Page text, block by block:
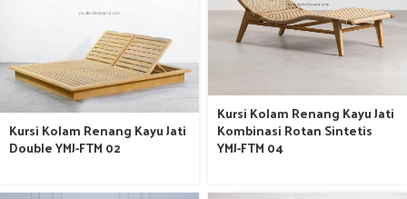
Kursi Kolam Renang Kayu Jati
Double YMJ-FTM 02
Kursi Kolam Renang Kayu Jati
Kombinasi Rotan Sintetis
YMJ-FTM 04